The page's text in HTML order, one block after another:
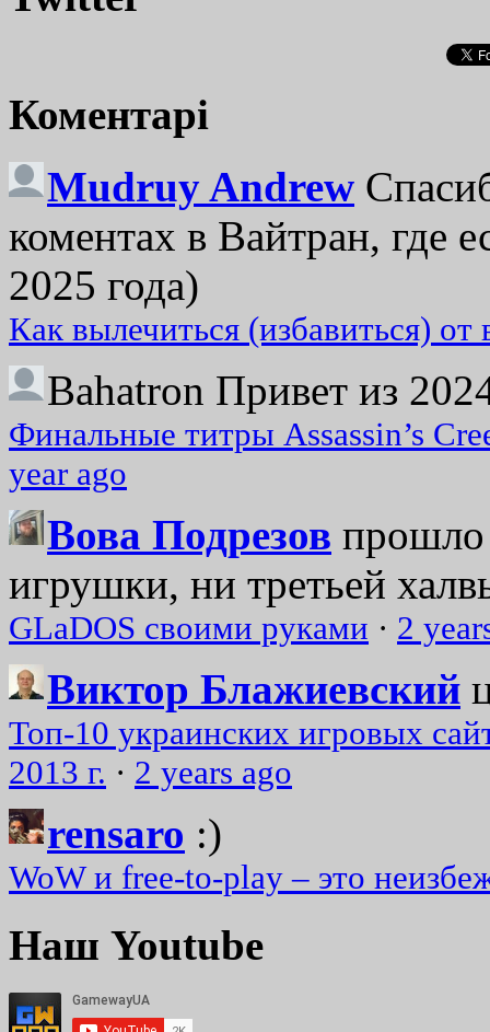
Коментарі
Mudruy Andrew
коментах в Вайтран, где
2025 года)
Как вылечиться (избавиться)
Bahatron Привет из
Финальные титры Assassin’s
year ago
Вова Подрезов прошло
игрушки, ни третьей
GLaDOS своими руками · 2
Виктор Блажиевский
Топ-10 украинских игровых
2013 г. · 2 years ago
rensaro :)
WoW и free-to-play – это
Наш Youtube